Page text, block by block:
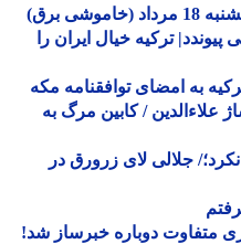
ترکیه خیال ایران را
امضای توافقنامه مکه
/ کابین مرگ به
جلالی لای زرورق در
دوباره خبرساز شد!